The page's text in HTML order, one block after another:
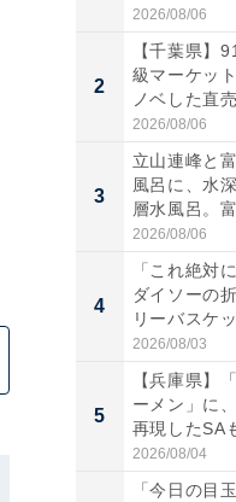
伊...
2026/08/06
2
【千葉県】
級マーケッ
ノベした直
ー...
2026/08/06
3
立山連峰と
風呂に、水
層水風呂。
帰...
2026/08/06
4
「これ絶対
ダイソーの
リーバスケ
わ...
2026/08/03
5
【兵庫県】
ーメン」に
再現したSA
道...
2026/08/04
「今日の目